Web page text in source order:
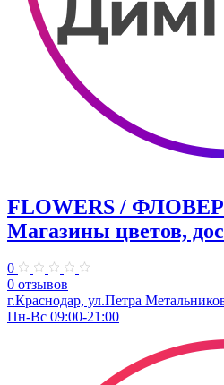
FLOWERS /
Магазины цветов,
0
0 отзывов
г.Краснодар, ул.Петра
Пн-Вс 09:00-21:00